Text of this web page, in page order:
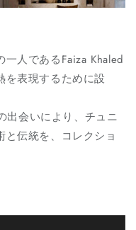
人であるFaiza Khaled
を表現するために設
出会いにより、チュニ
伝統を、コレクショ